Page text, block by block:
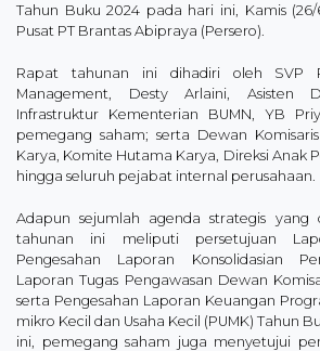
Tahun Buku 2024 pada hari ini, Kamis
Pusat PT Brantas Abipraya (Persero).
Rapat tahunan ini dihadiri oleh SVP
Management, Desty Arlaini, Asisten
Infrastruktur Kementerian BUMN, YB
pemegang saham; serta Dewan
Karya, Komite Hutama Karya, Direksi Anak
hingga seluruh pejabat internal perusahaan.
Adapun sejumlah agenda strategis yang
tahunan ini meliputi persetujuan
Pengesahan Laporan Konsolidasian
Laporan Tugas Pengawasan Dewan
serta Pengesahan Laporan Keuangan
mikro Kecil dan Usaha Kecil (PUMK) Tahun
ini, pemegang saham juga menyetujui